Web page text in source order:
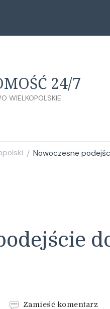
24/7
WIELKOPOLSKIE
/ Nowoczesne
Zamieść komentarz